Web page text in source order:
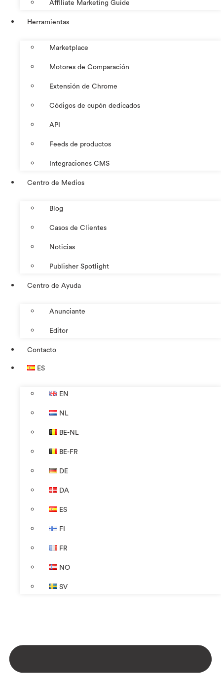
Affiliate Marketing Guide
Herramientas
Marketplace
Motores de Comparación
Extensión de Chrome
Códigos de cupón dedicados
API
Feeds de productos
Integraciones CMS
Centro de Medios
Blog
Casos de Clientes
Noticias
Publisher Spotlight
Centro de Ayuda
Anunciante
Editor
Contacto
ES
EN
NL
BE-NL
BE-FR
DE
DA
ES
FI
FR
NO
SV